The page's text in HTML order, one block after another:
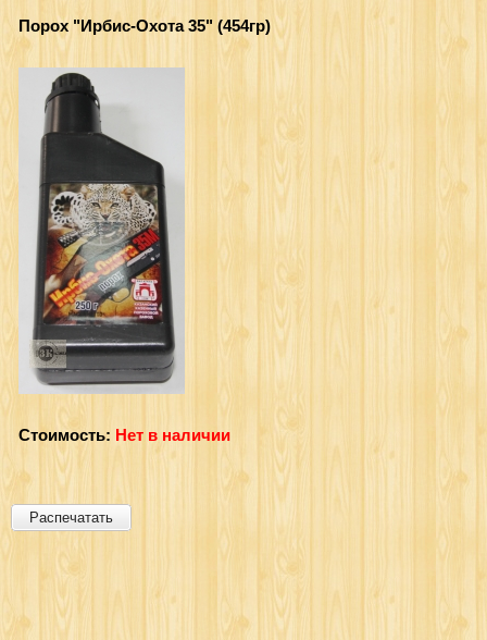
Порох "Ирбис-Охота 35" (454гр)
Стоимость: Нет в наличии
Распечатать